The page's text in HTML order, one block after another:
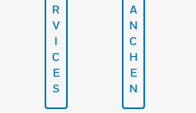
R
V
I
C
E
S
A
N
C
H
E
N